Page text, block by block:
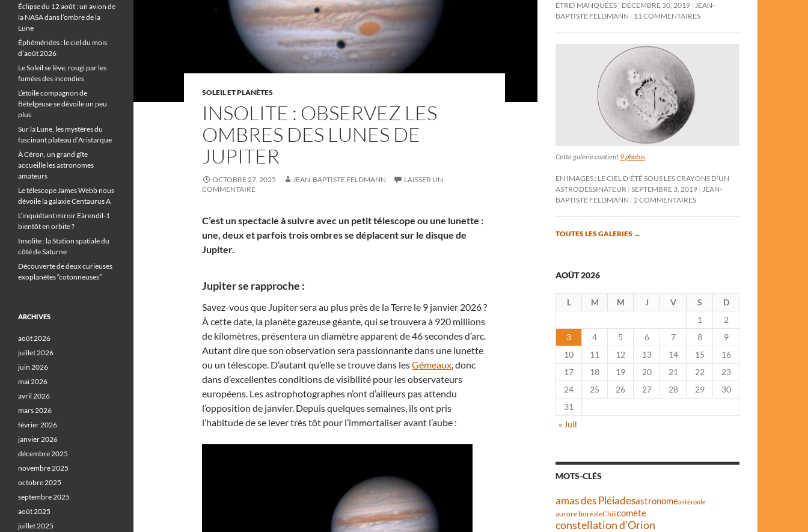
SOLEIL ET PLANÈTES
INSOLITE : OBSERVEZ LES
OMBRES DES LUNES DE
JUPITER
OCTOBRE 27, 2025 JEAN-BAPTISTE FELDMANN
LAISSER UN
COMMENTAIRE
C’est un spectacle à suivre avec un petit télescope ou une lunette :
une, deux et parfois trois ombres se déplacent sur le disque de
Jupiter.
Jupiter se rapproche :
Savez-vous que Jupiter sera au plus près de la Terre le 9 janvier 2026 ?
À cette date, la planète gazeuse géante, qui se trouvera à 920 millions
de kilomètres, présentera un diamètre apparent de 46 secondes d’arc.
Autant dire que son observation sera passionnante dans une lunette
ou un télescope. D’autant qu’elle se trouve dans lesGémeaux, donc
dans d’excellentes conditions de visibilité pour les observateurs
européens. Les astrophotographes n’ont d’ailleurs pas attendu
l’opposition de janvier. Depuis quelques semaines, ils ont pris
l’habitude de se lever très tôt pour l’immortaliser avant l’aube :
ÊTRE) MANQUÉES DÉCEMBRE 30, 2019 JEAN-
BAPTISTE FELDMANN
11 COMMENTAIRES
Cette galerie contient 9 photos
EN IMAGES : LE CIEL D’ÉTÉ SOUS LES CRAYONS D’UN
ASTRODESSINATEUR SEPTEMBRE 3, 2019
JEAN-
BAPTISTE FELDMANN
2 COMMENTAIRES
TOUTES LES GALERIES →
AOÛT 2026
L M M J V S
D
1
2
3
4 5 6 7 8
9
10
11 12 13 14 15
16
17
18 19 20 21 22
23
24
25 26 27 28 29
30
31
« Juil
MOTS-CLÉS
amas des Pléiadesastronomeastéroïde
aurore boréaleChilicomète
constellation d'Orion
Éclipse du 12 août : un avion de
la NASA dans l’ombre de la
Lune
Éphémérides : le ciel du mois
d’août 2026
Le Soleil se lève, rougi par les
fumées des incendies
L’étoile compagnon de
Bételgeuse se dévoile un peu
plus
Sur la Lune, les mystères du
fascinant plateau d’Aristarque
À Céron, un grand gîte
accueille les astronomes
amateurs
Le télescope James Webb nous
dévoile la galaxie Centaurus A
L’inquiétant miroir Eärendil-1
bientôt en orbite ?
Insolite : la Station spatiale du
côté de Saturne
Découverte de deux curieuses
exoplanètes “cotonneuses”
ARCHIVES
août 2026
juillet 2026
juin 2026
mai 2026
avril 2026
mars 2026
février 2026
janvier 2026
décembre 2025
novembre 2025
octobre 2025
septembre 2025
août 2025
juillet 2025